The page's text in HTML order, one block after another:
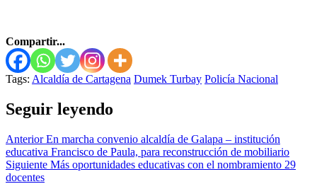
Compartir...
Tags: Alcaldía de Cartagena Dumek Turbay Policía Nacional
Seguir leyendo
AnteriorEn marcha convenio alcaldía de Galapa – institución
educativa Francisco de Paula, para reconstrucción de mobiliario
Siguiente Más oportunidades educativas con el nombramiento 29
docentes